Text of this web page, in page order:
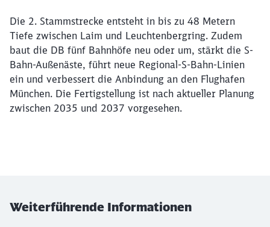
Die 2. Stammstrecke entsteht in bis zu 48 Metern
Tiefe zwischen Laim und Leuchtenbergring. Zudem
baut die DB fünf Bahnhöfe neu oder um, stärkt die S-
Bahn-Außenäste, führt neue Regional-S-Bahn-Linien
ein und verbessert die Anbindung an den Flughafen
München. Die Fertigstellung ist nach aktueller Planung
zwischen 2035 und 2037 vorgesehen.
Weiterführende Informationen